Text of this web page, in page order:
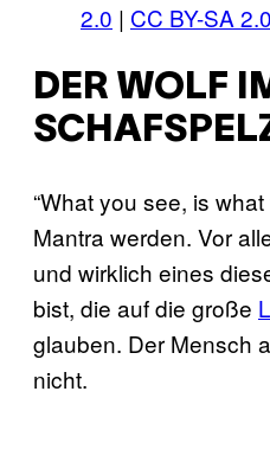
2.0 | CC BY-SA 2.0
DER WOLF
“What you see, is
Mantra werden. Vor
und wirklich eines
bist, die auf die große
glauben. Der Mensch
nicht.